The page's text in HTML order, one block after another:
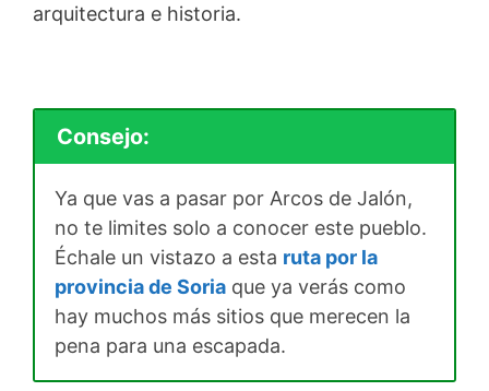
arquitectura e historia.
Consejo:
Ya que vas a pasar por Arcos de Jalón,
no te limites solo a conocer este pueblo.
Échale un vistazo a esta ruta por la
provincia de Soria que ya verás como
hay muchos más sitios que merecen la
pena para una escapada.